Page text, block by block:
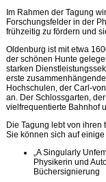
Im Rahmen der Tagung
Forschungsfelder in der
frühzeitig zu fördern und
Oldenburg ist mit etwa
der schönen Hunte
starken
erste
Hochschulen, der Carl-
an. Der Schlossgarten,
vielfrequentierte Bahnhof
Die Tagung lebt von
Sie können sich auf
„A Singularly
Physikerin und
Büchersignierung